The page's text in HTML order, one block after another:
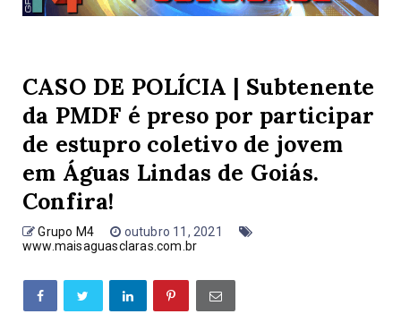
CASO DE POLÍCIA | Subtenente
da PMDF é preso por participar
de estupro coletivo de jovem
em Águas Lindas de Goiás.
Confira!
Grupo M4
outubro 11, 2021
www.maisaguasclaras.com.br